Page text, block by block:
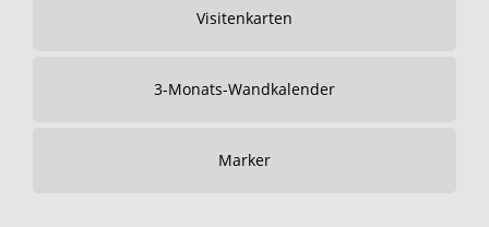
Visitenkarten
3-Monats-Wandkalender
Marker